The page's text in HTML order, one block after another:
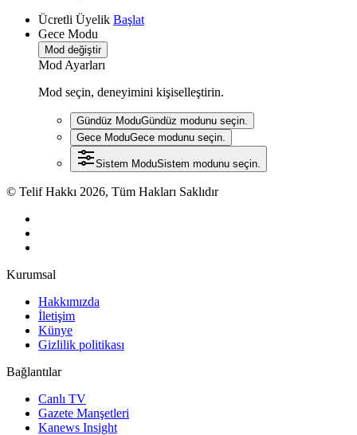
Ücretli Üyelik Başlat
Gece Modu
Mod değiştir
Mod Ayarları
Mod seçin, deneyimini kişiselleştirin.
Gündüz ModuGündüz modunu seçin.
Gece ModuGece modunu seçin.
Sistem ModuSistem modunu seçin.
© Telif Hakkı 2026, Tüm Hakları Saklıdır
Kurumsal
Hakkımızda
İletişim
Künye
Gizlilik politikası
Bağlantılar
Canlı TV
Gazete Manşetleri
Kanews Insight